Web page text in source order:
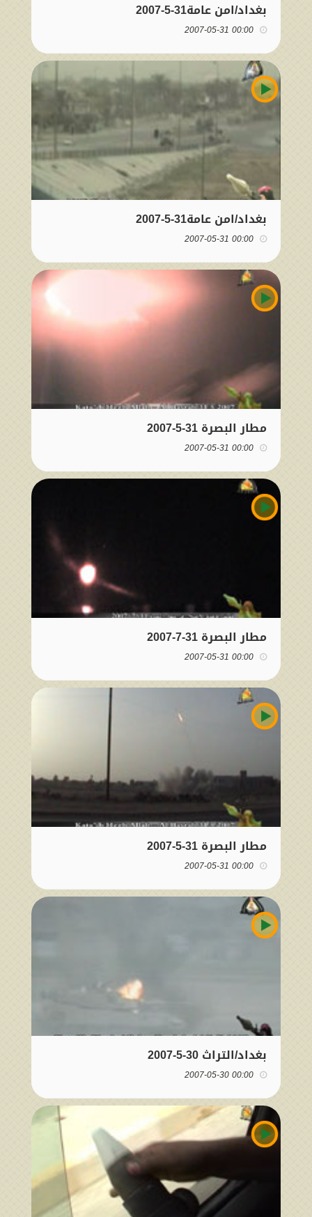
بغداد/امن عامة31-5-2007
00:00 2007-05-31
بغداد/امن عامة31-5-2007
00:00 2007-05-31
مطار البصرة 31-5-2007
00:00 2007-05-31
مطار البصرة 31-7-2007
00:00 2007-05-31
مطار البصرة 31-5-2007
00:00 2007-05-31
بغداد/التراث 30-5-2007
00:00 2007-05-30